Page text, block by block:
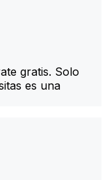
gratis. Solo
es una